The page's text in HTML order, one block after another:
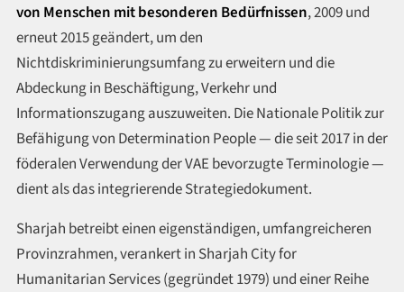
von Menschen mit besonderen Bedürfnissen, 2009 und
erneut 2015 geändert, um den
Nichtdiskriminierungsumfang zu erweitern und die
Abdeckung in Beschäftigung, Verkehr und
Informationszugang auszuweiten. Die Nationale Politik zur
Befähigung von Determination People — die seit 2017 in der
föderalen Verwendung der VAE bevorzugte Terminologie —
dient als das integrierende Strategiedokument.
Sharjah betreibt einen eigenständigen, umfangreicheren
Provinzrahmen, verankert in Sharjah City for
Humanitarian Services (gegründet 1979) und einer Reihe